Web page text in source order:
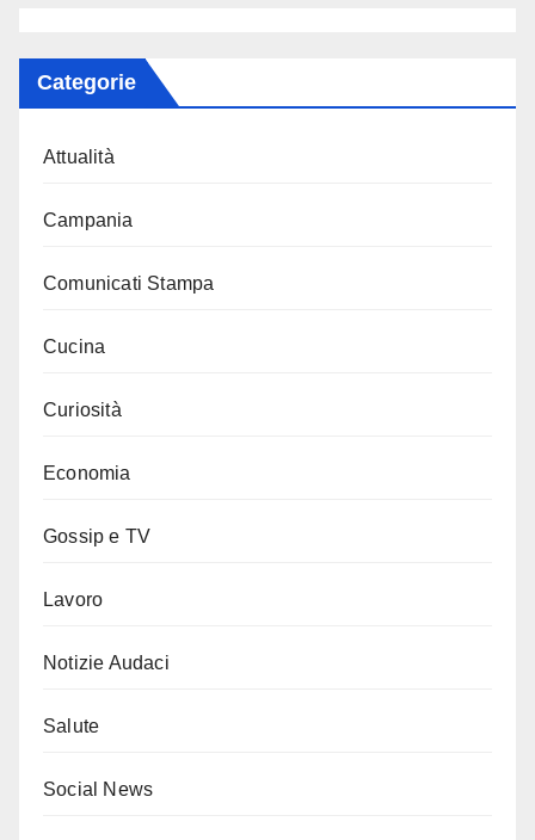
Categorie
Attualità
Campania
Comunicati Stampa
Cucina
Curiosità
Economia
Gossip e TV
Lavoro
Notizie Audaci
Salute
Social News